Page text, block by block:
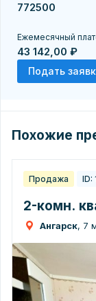
Ежемесячный
43 142,00 ₽
Подать
Похожие
Продажа ID:
2-комн.
Ангарск, 7